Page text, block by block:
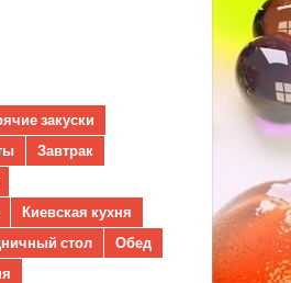
закуски
Завтрак
Киевская кухня
стол
Обед